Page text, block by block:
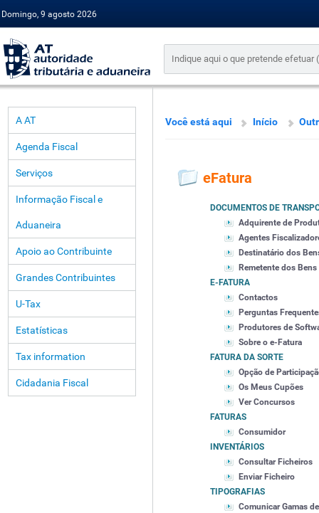
Domingo, 9 agosto 2026
A AT
Agenda Fiscal
Serviços
Informação Fiscal e
Aduaneira
Apoio ao Contribuinte
Grandes Contribuintes
U-Tax
Estatísticas
Tax information
Cidadania Fiscal
Você está aqui Início
eFatura
DOCUMENTOS DE
Adquirente de
Agentes
Destinatário dos
Remetente dos Bens
E-FATURA
Contactos
Perguntas
Produtores de
Sobre o e-Fatura
FATURA DA SORTE
Opção de
Os Meus Cupões
Ver Concursos
FATURAS
Consumidor
INVENTÁRIOS
Consultar Ficheiros
Enviar Ficheiro
TIPOGRAFIAS
Comunicar Gamas